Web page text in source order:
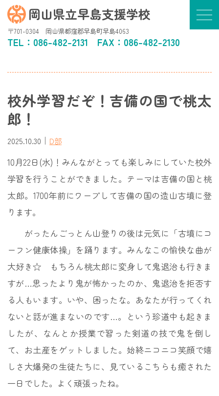
岡山県立早島支援学校
〒701-0304 岡山県都窪郡早島町早島4063
TEL： 086-482-2131 FAX：086-482-2130
校外学習だぞ！吉備の国で桃太
郎！
2025.10.30 ｜ D部
10月22日(水)！みんながとっても楽しみにしていた校外
学習を行うことができました。テーマは吉備の国と桃
太郎。1700年前にワープして吉備の国の造山古墳に登
ります。
がったんごっとん山登りの後は元気に「古墳にコ
ーフン健康体操」を踊ります。みんなこの愉快な曲が
大好き☆ もちろん桃太郎に変身して鬼退治も行きま
すが…思ったより鬼が怖かったのか、鬼退治を拒否す
る人もいます。いや、困ったな。あなたが行ってくれ
ないと話が進まないのです…。という珍道中も起きま
したが、なんとか授業で習った剣道の技で鬼を倒し
て、お土産をゲットしました。始終ニコニコ笑顔で嬉
しさ大爆発の生徒たちに、見ているこちらも癒された
一日でした。よく頑張ったね。